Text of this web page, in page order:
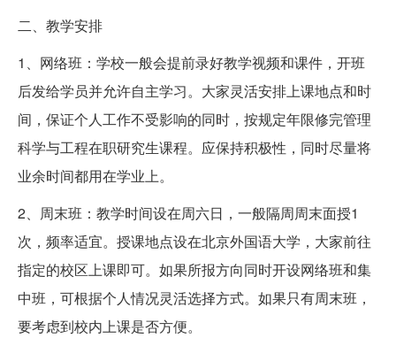
二、教学安排
1、网络班：学校一般会提前录好教学视频和课件，开班
后发给学员并允许自主学习。大家灵活安排上课地点和时
间，保证个人工作不受影响的同时，按规定年限修完管理
科学与工程在职研究生课程。应保持积极性，同时尽量将
业余时间都用在学业上。
2、周末班：教学时间设在周六日，一般隔周周末面授1
次，频率适宜。授课地点设在北京外国语大学，大家前往
指定的校区上课即可。如果所报方向同时开设网络班和集
中班，可根据个人情况灵活选择方式。如果只有周末班，
要考虑到校内上课是否方便。